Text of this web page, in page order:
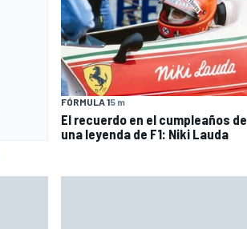
FÓRMULA 15 m
El recuerdo en el cumpleaños de
una leyenda de F1: Niki Lauda